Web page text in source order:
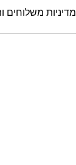
מדיניות משלוחים